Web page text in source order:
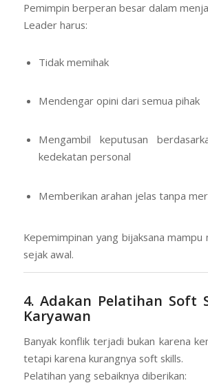
Pemimpin berperan besar dalam
Leader harus:
Tidak memihak
Mendengar opini dari semua pihak
Mengambil keputusan
kedekatan personal
Memberikan arahan jelas tanpa
Kepemimpinan yang bijaksana
sejak awal.
4. Adakan Pelatihan Soft
Karyawan
Banyak konflik terjadi bukan karena
tetapi karena kurangnya soft skills.
Pelatihan yang sebaiknya diberikan: